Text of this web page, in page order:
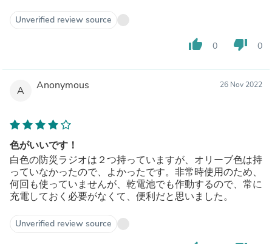
Unverified review source
thumb_up 0 thumb_down 0
A Anonymous 26 Nov 2022
色がいいです！
白色の防災ラジオは２つ持っていますが、オリーブ色は持
っていなかったので、よかったです。非常時使用のため、
何回も使っていませんが、乾電池でも作動するので、常に
充電しておく必要がなくて、便利だと思いました。
Unverified review source